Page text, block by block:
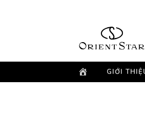
GIỚI